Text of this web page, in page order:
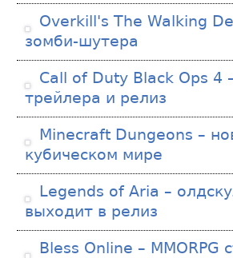
Overkill's The Walking
зомби-шутера
Call of Duty Black Ops 4
трейлера и релиз
Minecraft Dungeons –
кубическом мире
Legends of Aria –
выходит в релиз
Bless Online – MMORPG